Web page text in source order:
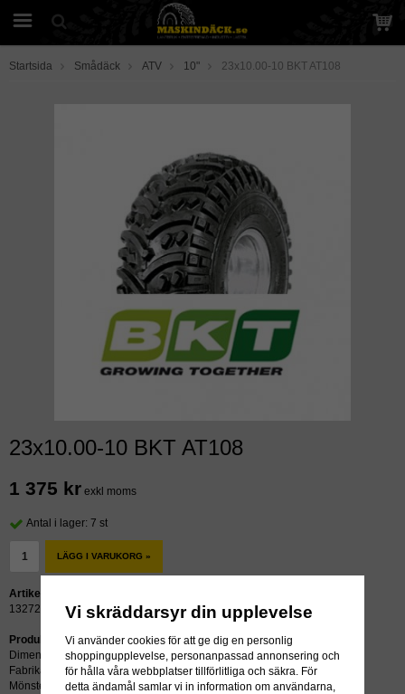
Startsida Smådäck ATV 10" 23x10.00-10 BKT AT108
23x10.00-10 BKT AT108
1 375 kr exkl moms
Antal i lager: 7 st
LÄGG I VARUKORG »
Artikelnummer:
13272
Produktbeskrivning:
Dimension: 23x10.00-10
Fabrikat: BKT
Mönster: AT108
Vi skräddarsyr din upplevelse
Vi använder cookies för att ge dig en personlig
shoppingupplevelse, personanpassad annonsering och
för hålla våra webbplatser tillförlitliga och säkra. För
detta ändamål samlar vi in information om användarna,